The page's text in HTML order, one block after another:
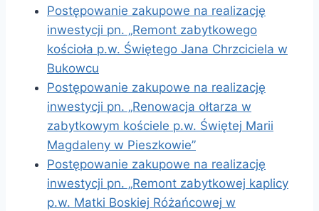
Postępowanie zakupowe na realizację
inwestycji pn. „Remont zabytkowego
kościoła p.w. Świętego Jana Chrzciciela w
Bukowcu
Postępowanie zakupowe na realizację
inwestycji pn. „Renowacja ołtarza w
zabytkowym kościele p.w. Świętej Marii
Magdaleny w Pieszkowie”
Postępowanie zakupowe na realizację
inwestycji pn. „Remont zabytkowej kaplicy
p.w. Matki Boskiej Różańcowej w